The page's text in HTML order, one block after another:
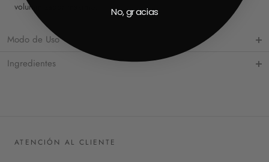
voluminizador máximo.
Modo de Uso
Ingredientes
ATENCIÓN AL CLIENTE
No, gracias